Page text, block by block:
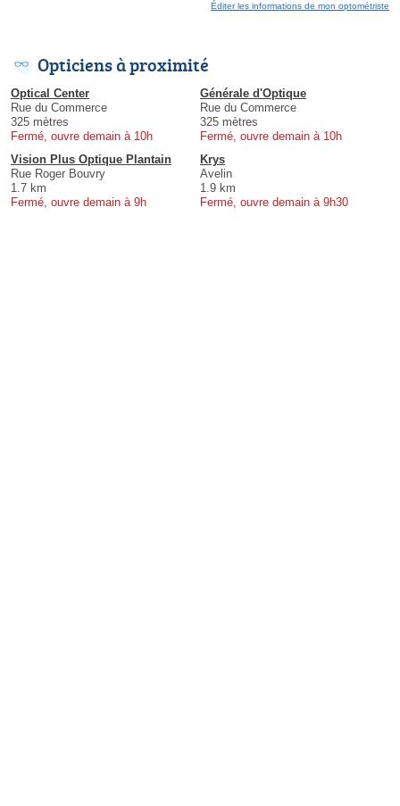
Éditer les informations de mon optométriste
Opticiens à proximité
Optical Center
Rue du Commerce
325 mètres
Fermé, ouvre demain à 10h
Générale d'Optique
Rue du Commerce
325 mètres
Fermé, ouvre demain à 10h
Vision Plus Optique Plantain
Rue Roger Bouvry
1.7 km
Fermé, ouvre demain à 9h
Krys
Avelin
1.9 km
Fermé, ouvre demain à 9h30